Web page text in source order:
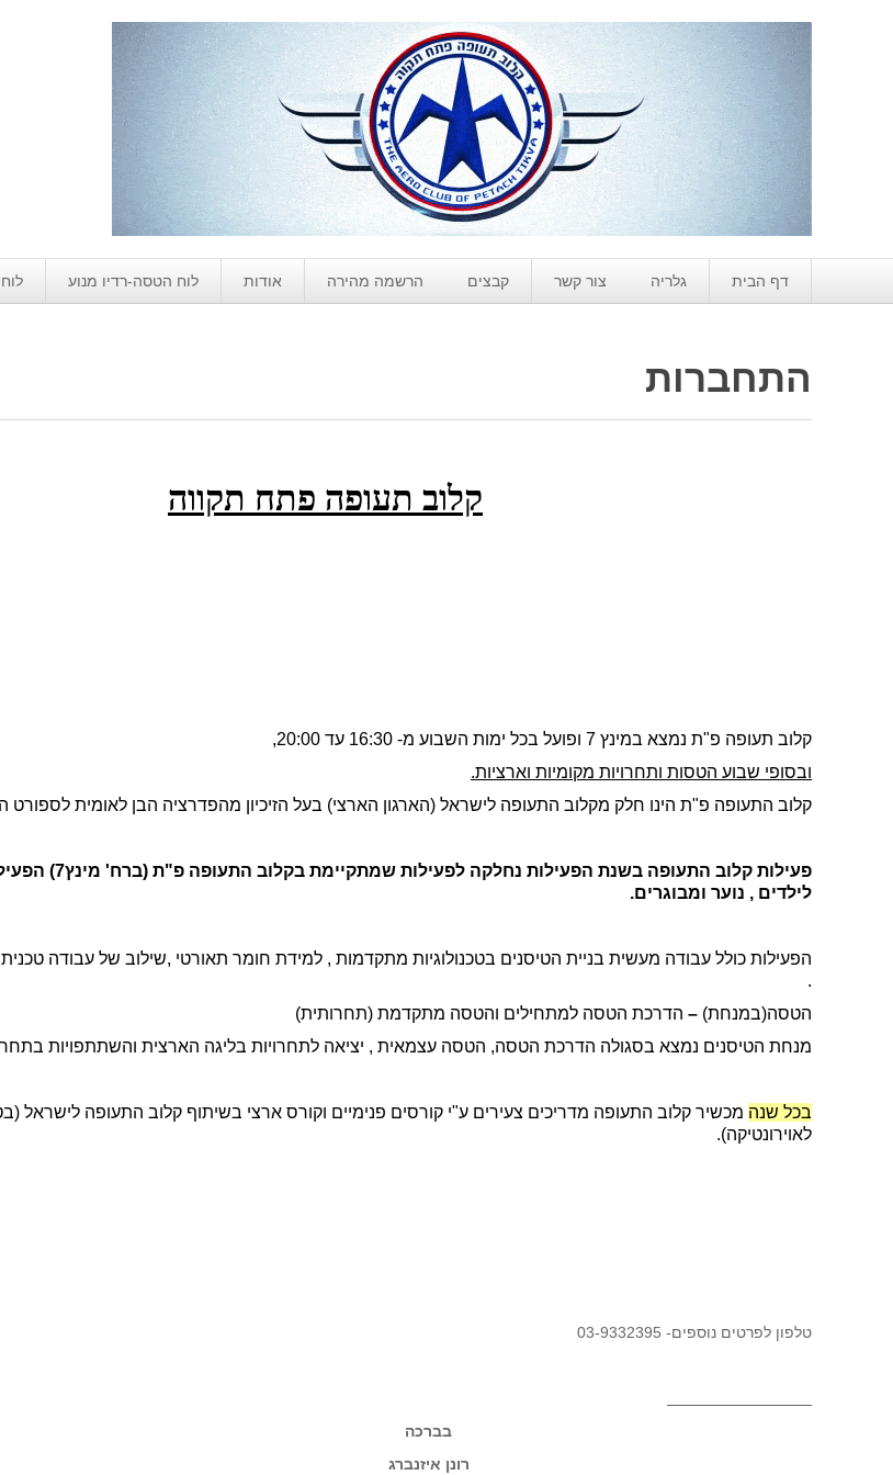
דף הבית גלריה צור קשר קבצים הרשמה מהירה אודות לוח הטסה-רדיו מנוע
התחברות
קלוב תעופה פתח תקווה
קלוב תעופה פ"ת נמצא במינץ 7 ופועל בכל ימות השבוע מ- 16:30 עד 20:00,
ובסופי שבוע הטסות ותחרויות מקומיות וארציות.
קלוב התעופה פ"ת הינו חלק מקלוב התעופה לישראל (הארגון הארצי) בעל הזיכיון מהפדרציה הבן לאומית לספורט
פעילות קלוב התעופה בשנת
לילדים , נוער ומבוגרים.
הפעילות כולל עבודה מעשית בניית הטיסנים בטכנולוגיות מתקדמות , למידת חומר תאורטי ,שילוב של עבודה
.
הטסה(במנחת) – הדרכת הטסה למתחילים והטסה מתקדמת (תחרותית)
מנחת הטיסנים נמצא בסגולה הדרכת הטסה, הטסה עצמאית , יציאה לתחרויות בליגה הארצית והשתתפויות
בכל שנה מכשיר קלוב התעופה מדריכים צעירים ע"י קורסים פנימיים וקורס ארצי בשיתוף קלוב התעופה לישראל
לאוירונטיקה).
טלפון לפרטים נוספים- 03-9332395
בברכה
רונן איזנברג